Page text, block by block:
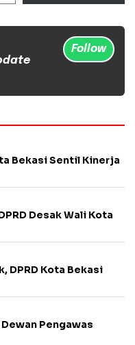
Follow
Bekasi Sentil Kinerja
Desak Wali Kota
DPRD Kota Bekasi
Pengawas